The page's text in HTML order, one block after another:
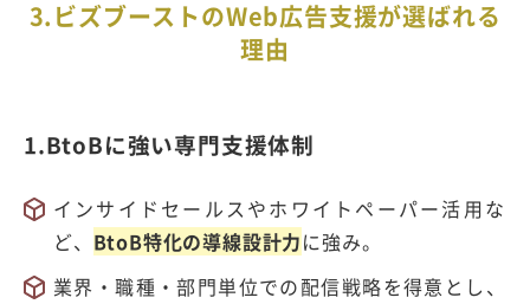
3.ビズブーストのWeb広告支援が選ばれる
理由
1.BtoBに強い専門支援体制
インサイドセールスやホワイトペーパー活用な
ど、 BtoB特化の導線設計力に強み。
業界・職種・部門単位での配信戦略を得意とし、